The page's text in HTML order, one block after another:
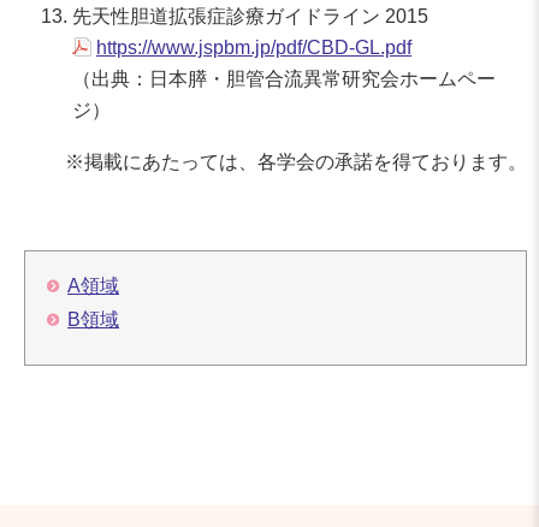
先天性胆道拡張症診療ガイドライン 2015
https://www.jspbm.jp/pdf/CBD-GL.pdf
（出典：日本膵・胆管合流異常研究会ホームペー
ジ）
※掲載にあたっては、各学会の承諾を得ております。
A領域
B領域